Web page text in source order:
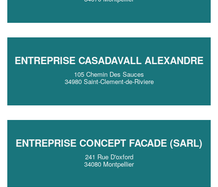
ENTREPRISE CASADAVALL ALEXANDRE
105 Chemin Des Sauces
34980 Saint-Clement-de-Riviere
ENTREPRISE CONCEPT FACADE (SARL)
241 Rue D'oxford
34080 Montpellier